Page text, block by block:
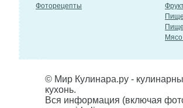
Фоторецепты
© Мир Кулинара.ру -
кухонь.
Вся информация (включая